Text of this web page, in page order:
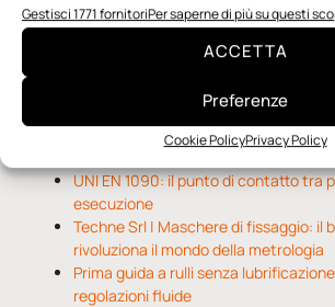
Gestisci 1771 fornitoriPer saperne di più su questi
ACCETTA
Preferenze
Cookie PolicyPrivacy Policy
O-Ring, tecnica e applicazioni
Applicazioni della fluidodinamica
Notizie da Il Progettista
UNI EN 1090: il punto di contatto tra
esecuzione
Techne Srl | Maschere di fissaggio: il
rivoluziona il mondo della metrologia
Prima guida a rulli senza
regolazioni fluide